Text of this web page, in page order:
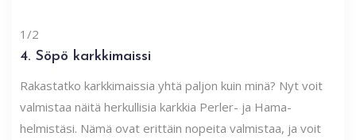
1/2
4. Söpö karkkimaissi
Rakastatko karkkimaissia yhtä paljon kuin minä? Nyt voit
valmistaa näitä herkullisia karkkia Perler- ja Hama-
helmistäsi. Nämä ovat erittäin nopeita valmistaa, ja voit